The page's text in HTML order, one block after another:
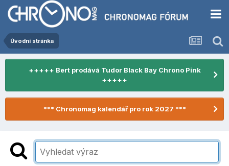
Úvodní stránka
+++++ Bert prodává Tudor Black Bay Chrono Pink
+++++
*** Chronomag kalendář pro rok 2027 ***